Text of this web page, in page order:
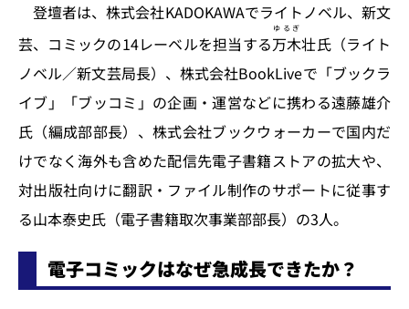
登壇者は、株式会社KADOKAWAでライトノベル、新文
芸、コミックの14レーベルを担当する万木
ゆるぎ
壮氏（ライト
ノベル／新文芸局長）、株式会社BookLiveで「ブックラ
イブ」「ブッコミ」の企画・運営などに携わる遠藤雄介
氏（編成部部長）、株式会社ブックウォーカーで国内だ
けでなく海外も含めた配信先電子書籍ストアの拡大や、
対出版社向けに翻訳・ファイル制作のサポートに従事す
る山本泰史氏（電子書籍取次事業部部長）の3人。
電子コミックはなぜ急成長できたか？